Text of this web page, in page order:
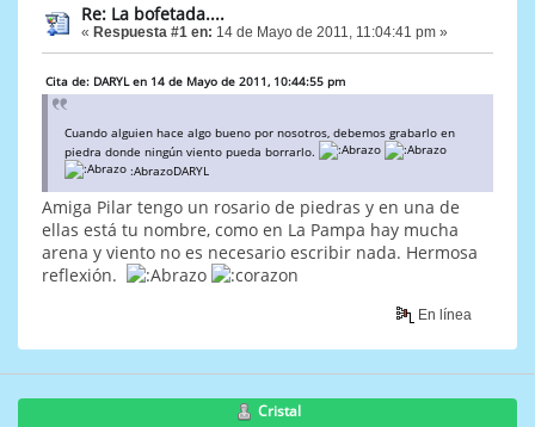
Re: La bofetada....
« Respuesta #1 en: 14 de Mayo de 2011, 11:04:41 pm »
Cita de: DARYL en 14 de Mayo de 2011, 10:44:55 pm
Cuando alguien hace algo bueno por nosotros, debemos grabarlo en
piedra donde ningún viento pueda borrarlo.
:AbrazoDARYL
Amiga Pilar tengo un rosario de piedras y en una de
ellas está tu nombre, como en La Pampa hay mucha
arena y viento no es necesario escribir nada. Hermosa
reflexión.
En línea
Cristal